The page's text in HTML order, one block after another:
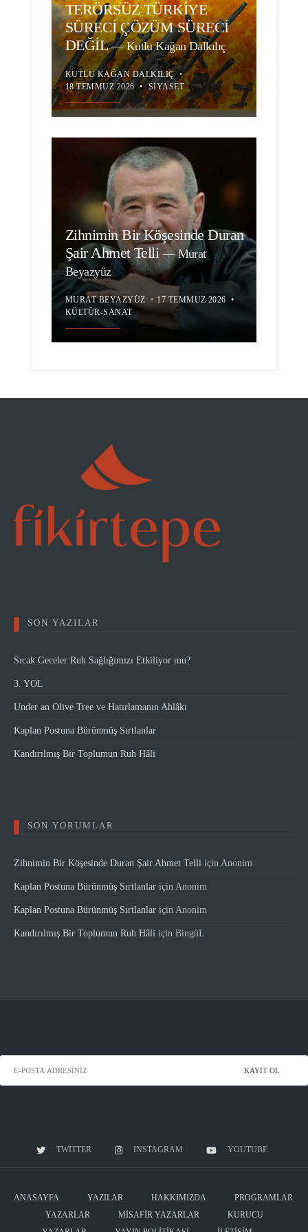
TERÖRSÜZ TÜRKİYE
SÜRECİ ÇÖZÜM SÜRECİ
DEĞİL—Kutlu Kağan Dalkılıç
KUTLU KAĞAN DALKILIÇ •
18 TEMMUZ 2026 • SIYASET
Zihnimin Bir Köşesinde Duran
Şair Ahmet Telli—Murat
Beyazyüz
MURAT BEYAZYÜZ • 17 TEMMUZ 2026 •
KÜLTÜR-SANAT
SON YAZILAR
Sıcak Geceler Ruh Sağlığımızı Etkiliyor mu?
3. YOL
Under an Olive Tree ve Hatırlamanın Ahlâkı
Kaplan Postuna Bürünmüş Sırtlanlar
Kandırılmış Bir Toplumun Ruh Hâli
SON YORUMLAR
Zihnimin Bir Köşesinde Duran Şair Ahmet Telli için Anonim
Kaplan Postuna Bürünmüş Sırtlanlar için Anonim
Kaplan Postuna Bürünmüş Sırtlanlar için Anonim
Kandırılmış Bir Toplumun Ruh Hâli için BingüL
TWITTER INSTAGRAM YOUTUBE
ANASAYFA YAZILAR HAKKIMIZDA
PROGRAMLAR
YAZARLAR
MISAFIR YAZARLAR
KURUCU